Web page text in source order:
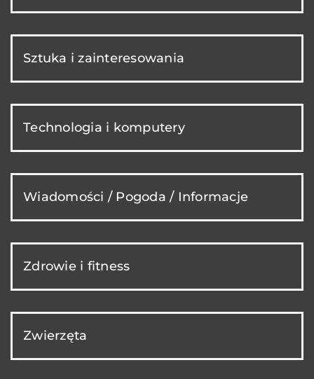
Sztuka i zainteresowania
Technologia i komputery
Wiadomości / Pogoda / Informacje
Zdrowie i fitness
Zwierzęta